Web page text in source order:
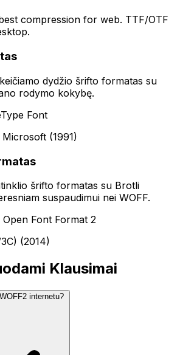
compression for web. TTF/OTF
dydžio šrifto formatas su
rodymo kokybę.
Font
(1991)
šrifto formatas su Brotli
suspaudimui nei WOFF.
Font Format 2
(2014)
Klausimai
internetu?